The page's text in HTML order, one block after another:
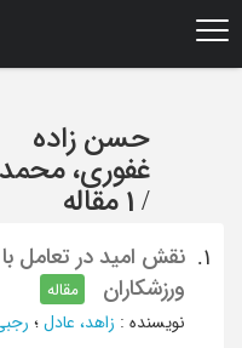
حسن زاده
غفوری، محمد
/ 1 مقاله
1.
نقش امید در تعامل
ورزشکاران
مقاله
نویسنده : زاهد، عادل ؛